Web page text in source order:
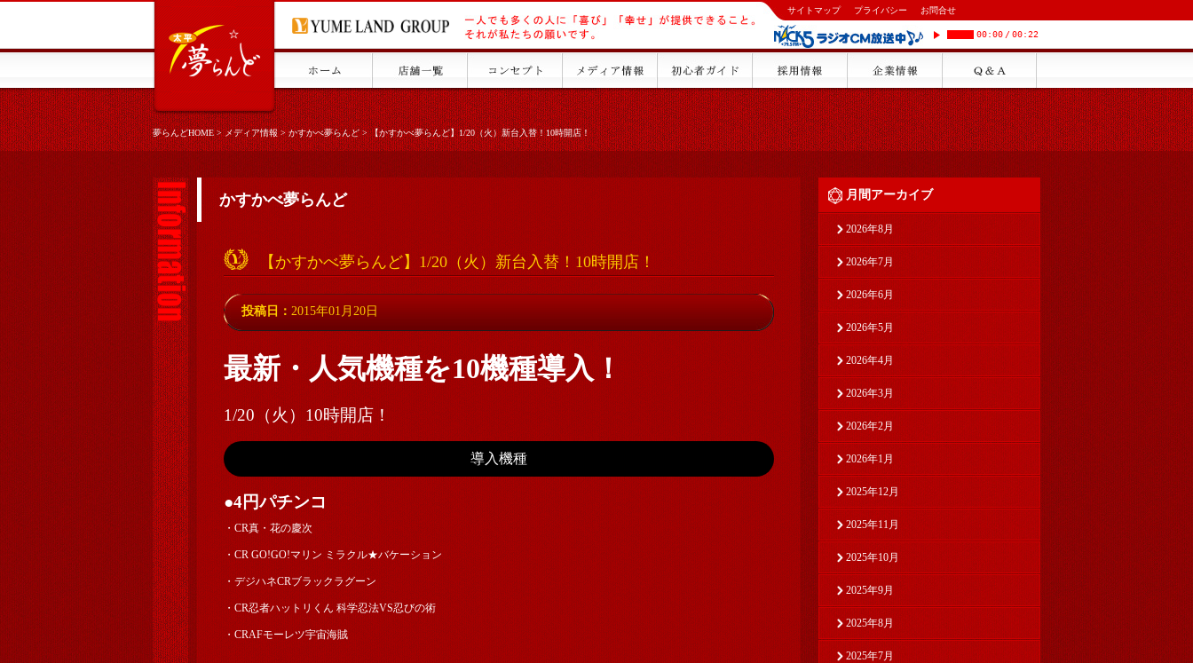
サイトマップ プライバシー お問合せ
00:00 / 00:22
夢らんどHOME>メディア情報>かすかべ夢らんど>【かすかべ夢らんど】1/20（火）新台入替！10時開店！
かすかべ夢らんど
【かすかべ夢らんど】1/20（火）新台入替！10時開店！
投稿日： 2015年01月20日
最新・人気機種を10機種導入！
1/20（火）10時開店！
導入機種
●4円パチンコ
・CR真・花の慶次
・CR GO!GO!マリン ミラクル★バケーション
・デジハネCRブラックラグーン
・CR忍者ハットリくん 科学忍法VS忍びの術
・CRAFモーレツ宇宙海賊
月間アーカイブ
2026年8月
2026年7月
2026年6月
2026年5月
2026年4月
2026年3月
2026年2月
2026年1月
2025年12月
2025年11月
2025年10月
2025年9月
2025年8月
2025年7月